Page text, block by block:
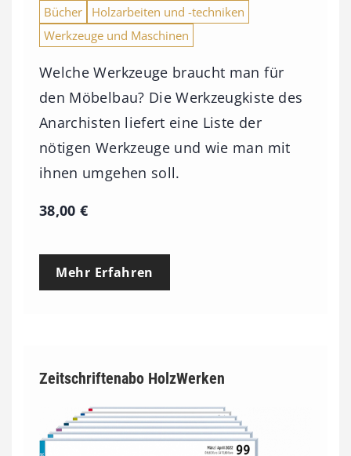
Bücher
Holzarbeiten und -techniken
Werkzeuge und Maschinen
Welche Werkzeuge braucht man für
den Möbelbau? Die Werkzeugkiste des
Anarchisten liefert eine Liste der
nötigen Werkzeuge und wie man mit
ihnen umgehen soll.
38,00€
Mehr Erfahren
Zeitschriftenabo HolzWerken